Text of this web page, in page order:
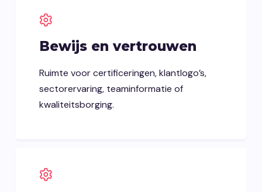
Bewijs en vertrouwen
Ruimte voor certificeringen, klantlogo’s,
sectorervaring, teaminformatie of
kwaliteitsborging.